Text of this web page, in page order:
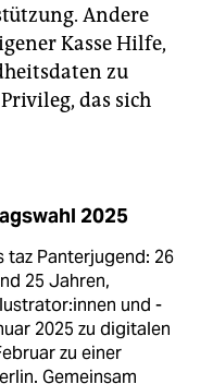
Andere
Kasse Hilfe,
zu
das sich
2025
taz Panterjugend: 26
25 Jahren,
und -
2025 zu digitalen
zu einer
Gemeinsam